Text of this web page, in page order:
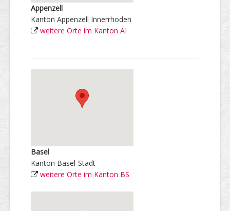
Appenzell
Kanton Appenzell Innerrhoden
weitere Orte im Kanton AI
Basel
Kanton Basel-Stadt
weitere Orte im Kanton BS